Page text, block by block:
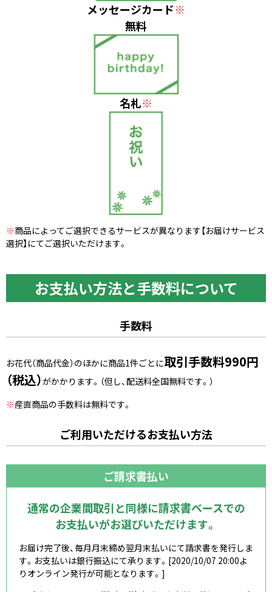
メッセージカード※
無料
名札※
※商品によってご選択できるサービスが異なります【お届けサービス
選択】にてご選択いただけます。
お支払い方法と手数料について
手数料
お花代（商品代金）のほかに商品1件ごとに取引手数料990円
（税込）がかかります。（但し、配送料全国無料です。）
※産直商品の手数料は無料です。
ご利用いただけるお支払い方法
ご請求書払い
通常の企業間取引と同様に請求書ベースでの
お支払いがお選びいただけます。
お届け完了後、毎月月末締め翌月末払いにて請求書を発行しま
す。お支払いは銀行振込にて承ります。[2020/10/07 20:00よ
りオンライン発行が可能となります。]